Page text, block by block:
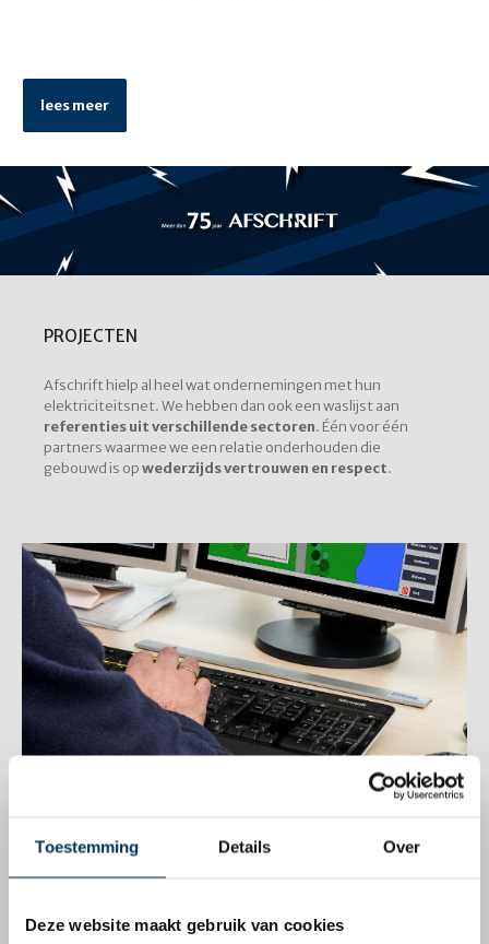
Toestemming Details Over
Deze website maakt gebruik van cookies
lees meer
PROJECTEN
Afschrift hielp al heel wat ondernemingen met hun
elektriciteitsnet. We hebben dan ook een waslijst aan
referenties uit verschillende sectoren. Één voor één
partners waarmee we een relatie onderhouden die
gebouwd is opwederzijds vertrouwen en respect.